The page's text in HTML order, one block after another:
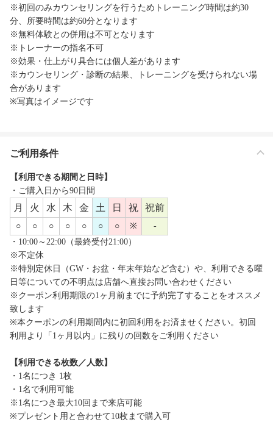
※初回のみカウンセリングを行うためトレーニング時間は約30
分、所要時間は約60分となります
※無料体験との併用は不可となります
※トレーナーの指名不可
※効果・仕上がり具合には個人差があります
※カウンセリング・診断の結果、トレーニングを受けられない場
合があります
※写真はイメージです
ご利用条件
【利用できる期間と日時】
・ご購入日から90日間
月 火 水 木 金 土 日 祝 祝前
○ ○ ○ ○ ○ ○ ○ ※
-
・10:00～22:00（最終受付21:00）
※不定休
※特別定休日（GW・お盆・年末年始など含む）や、利用できる曜
日等についての不明点は店舗へ直接お問い合わせください
※クーポン利用期限の1ヶ月前までに予約完了することをオススメ
致します
※本クーポンの利用期間内に初回利用をお済ませください。初回
利用より「1ヶ月以内」に残りの回数をご利用ください
【利用できる枚数／人数】
・1名につき 1枚
・1名で利用可能
※1名につき最大10回まで来店可能
※プレゼント用と合わせて10枚まで購入可